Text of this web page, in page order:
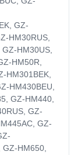
GZ-
HM30RUS,
HM30US,
HM50R,
HM301BEK,
HM430BEU,
GZ-HM440,
GZ-
GZ-
HM650,